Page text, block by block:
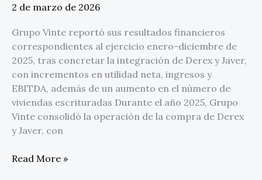
2 de marzo de 2026
Grupo Vinte reportó sus resultados financieros
correspondientes al ejercicio enero-diciembre de
2025, tras concretar la integración de Derex y Javer,
con incrementos en utilidad neta, ingresos y
EBITDA, además de un aumento en el número de
viviendas escrituradas Durante el año 2025, Grupo
Vinte consolidó la operación de la compra de Derex
y Javer, con
Read More »